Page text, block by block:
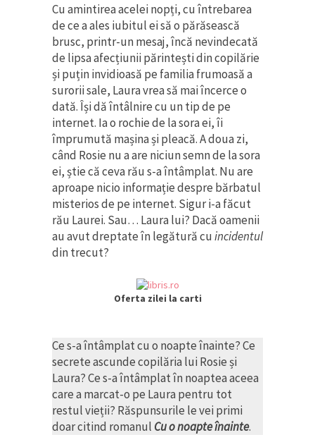
Cu amintirea acelei nopți, cu întrebarea
de ce a ales iubitul ei să o părăsească
brusc, printr-un mesaj, încă nevindecată
de lipsa afecțiunii părintești din copilărie
și puțin invidioasă pe familia frumoasă a
surorii sale, Laura vrea să mai încerce o
dată. Își dă întâlnire cu un tip de pe
internet. Ia o rochie de la sora ei, îi
împrumută mașina și pleacă. A doua zi,
când Rosie nu a are niciun semn de la sora
ei, știe că ceva rău s-a întâmplat. Nu are
aproape nicio informație despre bărbatul
misterios de pe internet. Sigur i-a făcut
rău Laurei. Sau… Laura lui? Dacă oamenii
au avut dreptate în legătură cuincidentul
din trecut?
Oferta zilei la carti
Ce s-a întâmplat cu o noapte înainte? Ce
secrete ascunde copilăria lui Rosie și
Laura? Ce s-a întâmplat în noaptea aceea
care a marcat-o pe Laura pentru tot
restul vieții? Răspunsurile le vei primi
doar citind romanul Cu o noapte înainte.